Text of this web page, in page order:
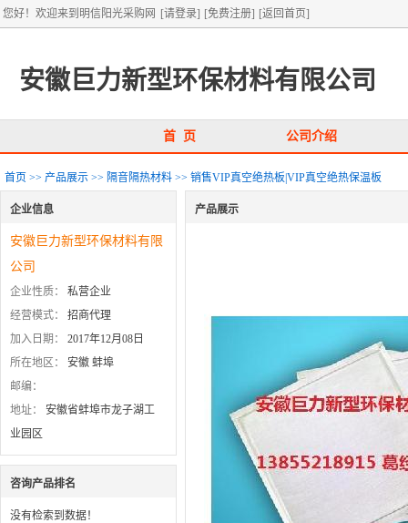
您好！欢迎来到明信阳光采购网 [请登录] [免费注册] [返回首页]
安徽巨力新型环保材料有限公司
首 页 公司介绍
首页 >> 产品展示 >> 隔音隔热材料 >> 销售VIP真空绝热板|VIP真空绝热保温板
企业信息
安徽巨力新型环保材料有限
公司
企业性质：
私营企业
经营模式：
招商代理
加入日期：
2017年12月08日
所在地区：
安徽 蚌埠
邮编：
地址：
安徽省蚌埠市龙子湖工
业园区
咨询产品排名
没有检索到数据！
产品展示